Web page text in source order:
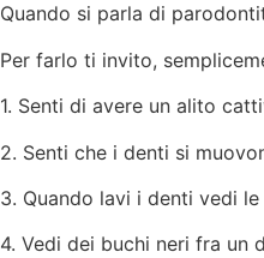
Quando si parla di
Per farlo ti invito,
1. Senti di avere un alito
2. Senti che i denti si
3. Quando lavi i denti vedi
4. Vedi dei buchi neri fra un